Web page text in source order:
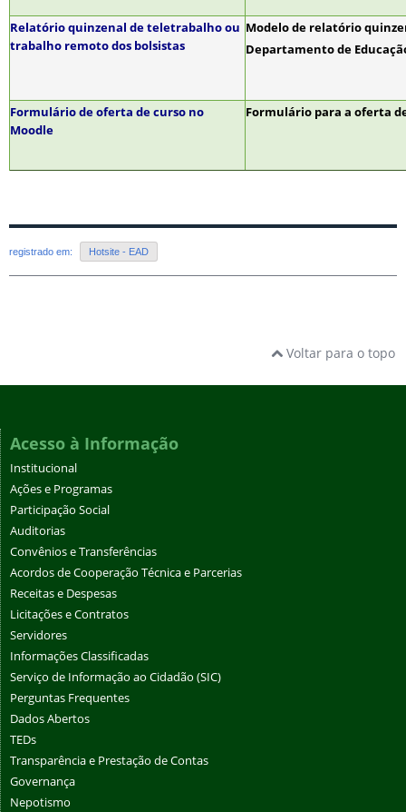
Relatório quinzenal de teletrabalho ou
trabalho remoto dos bolsistas
Modelo de relatório
Departamento de
Formulário de oferta de curso no
Moodle
Formulário para a oferta
registrado em: Hotsite - EAD
Voltar para o topo
Acesso à Informação
Institucional
Ações e Programas
Participação Social
Auditorias
Convênios e Transferências
Acordos de Cooperação Técnica e Parcerias
Receitas e Despesas
Licitações e Contratos
Servidores
Informações Classificadas
Serviço de Informação ao Cidadão (SIC)
Perguntas Frequentes
Dados Abertos
TEDs
Transparência e Prestação de Contas
Governança
Nepotismo